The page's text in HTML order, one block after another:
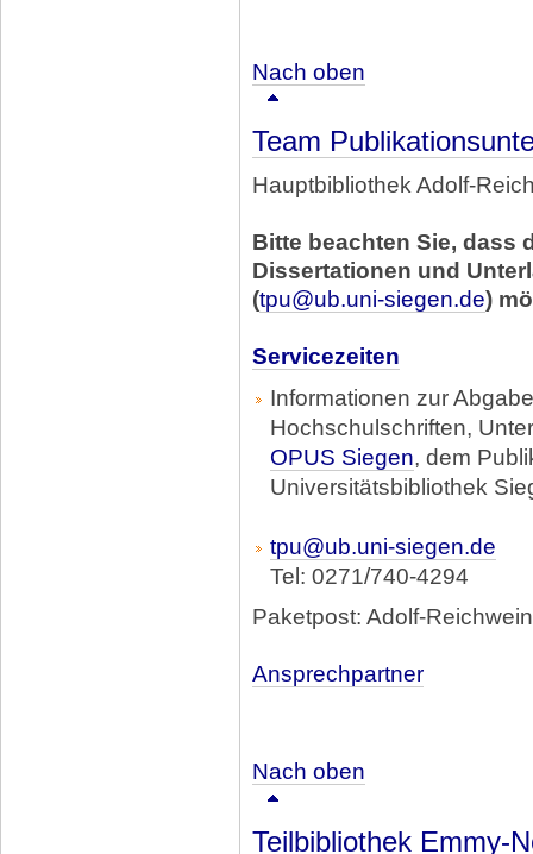
Nach oben
Team
Hauptbibliothek Adolf-
Bitte beachten Sie, dass
Dissertationen und
(tpu@ub.uni-siegen.de)
Servicezeiten
Informationen zur
Hochschulschriften,
OPUS Siegen, dem
Universitätsbibliothek
tpu@ub.uni-siegen.de
Tel: 0271/740-4294
Paketpost: Adolf-
Ansprechpartner
Nach oben
Teilbibliothek Emmy-